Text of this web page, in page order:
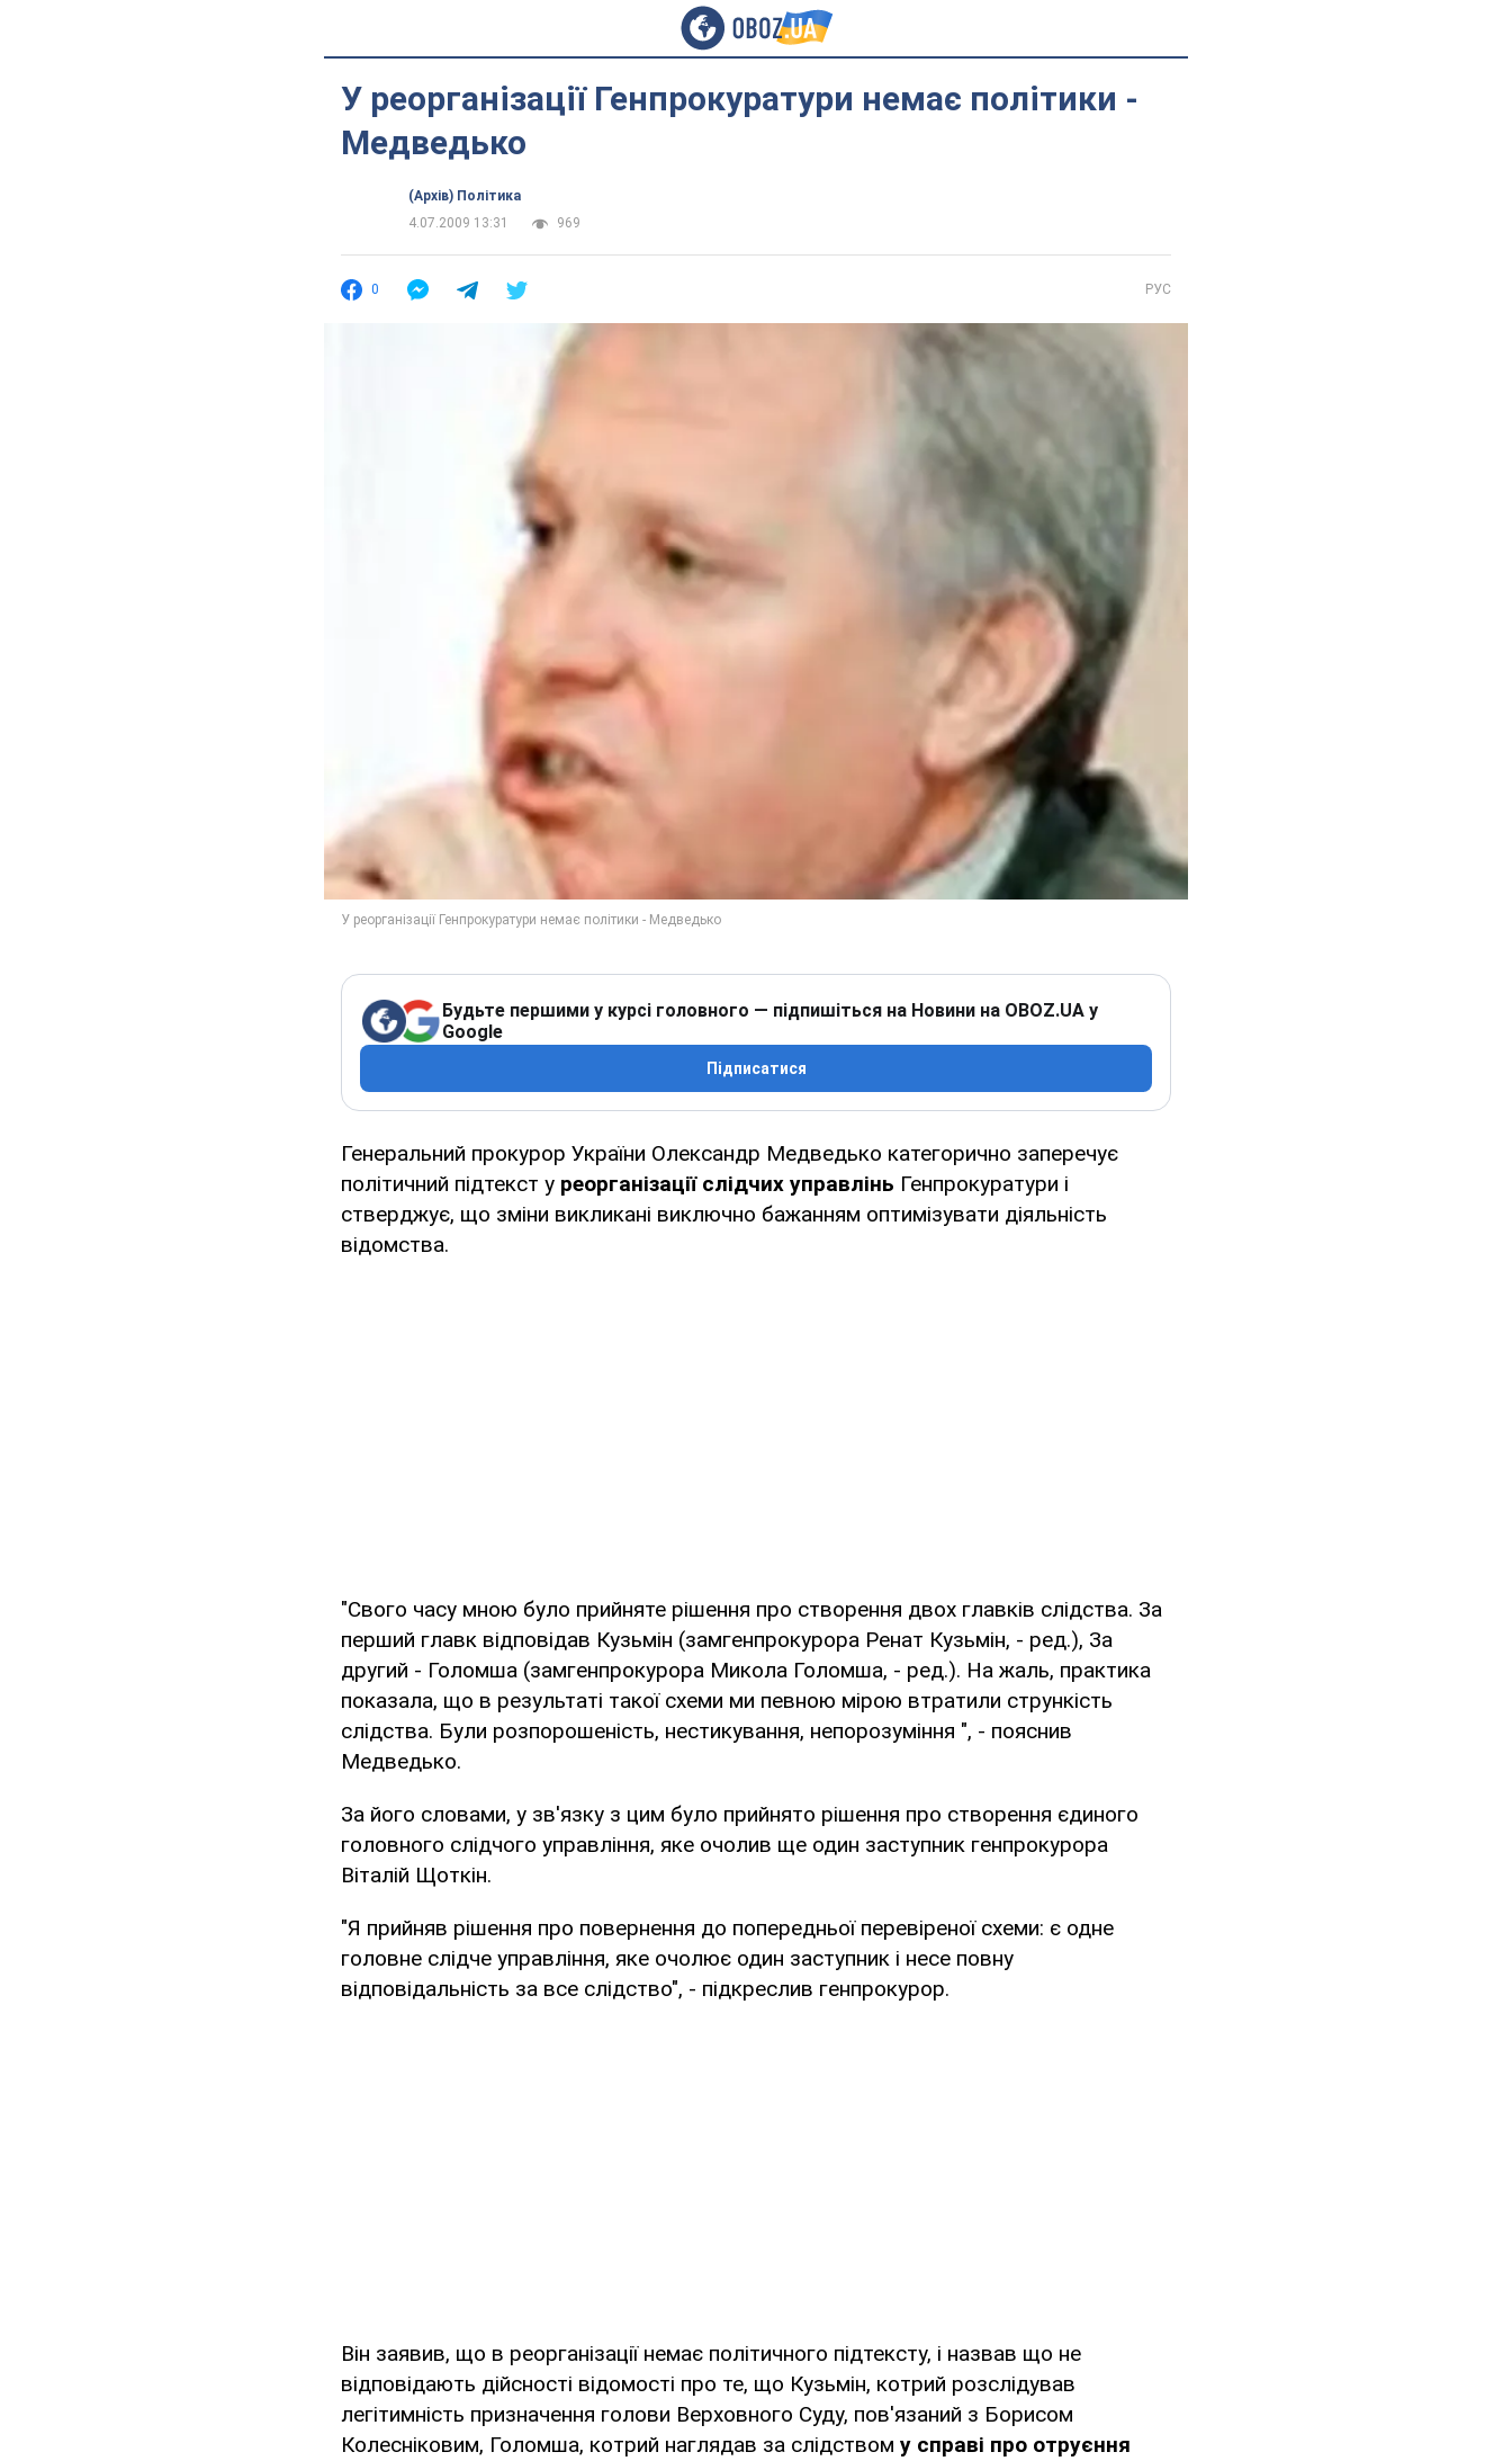
У реорганізації Генпрокуратури немає політики -
Медведько
(Архів) Політика
4.07.2009 13:31
969
0 РУС
Будьте першими у курсі головного — підпишіться на Новини на OBOZ.UA у
Google
Підписатися
Генеральний прокурор України Олександр Медведько категорично заперечує
політичний підтекст у реорганізації слідчих управлінь Генпрокуратури і
стверджує, що зміни викликані виключно бажанням оптимізувати діяльність
відомства.
"Свого часу мною було прийняте рішення про створення двох главків слідства. За
перший главк відповідав Кузьмін (замгенпрокурора Ренат Кузьмін, - ред.), За
другий - Голомша (замгенпрокурора Микола Голомша, - ред.). На жаль, практика
показала, що в результаті такої схеми ми певною мірою втратили стрункість
слідства. Були розпорошеність, нестикування, непорозуміння ", - пояснив
Медведько.
За його словами, у зв'язку з цим було прийнято рішення про створення єдиного
головного слідчого управління, яке очолив ще один заступник генпрокурора
Віталій Щоткін.
"Я прийняв рішення про повернення до попередньої перевіреної схеми: є одне
головне слідче управління, яке очолює один заступник і несе повну
відповідальність за все слідство", - підкреслив генпрокурор.
Він заявив, що в реорганізації немає політичного підтексту, і назвав що не
відповідають дійсності відомості про те, що Кузьмін, котрий розслідував
легітимність призначення голови Верховного Суду, пов'язаний з Борисом
Колесніковим, Голомша, котрий наглядав за слідством у справі про отруєння